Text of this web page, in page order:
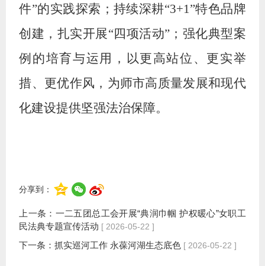
件”的实践探索 ； 持续深耕“3+1”特色品牌
创建，扎实开展“四项活动” ； 强化典型案
例的培育与运用，以更高站位、更实举
措、更优作风，为师市高质量发展和现代
化建设提供坚强法治保障。
分享到：
上一条： 一二五团总工会开展“典润巾帼 护权暖心”女职工
民法典专题宣传活动 [ 2026-05-22 ]
下一条：抓实巡河工作 永葆河湖生态底色 [ 2026-05-22 ]